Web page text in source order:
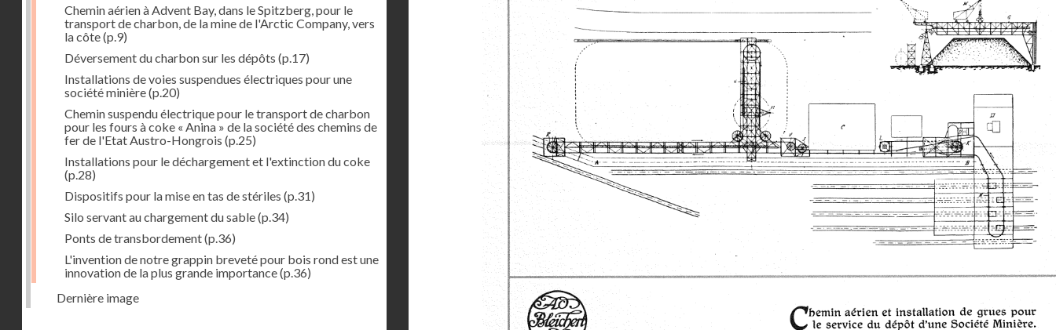
Chemin aérien à Advent Bay, dans le Spitzberg, pour le
transport de charbon, de la mine de l'Arctic Company, vers
la côte(p.9)
Déversement du charbon sur les dépôts (p.17)
Installations de voies suspendues électriques pour une
société minière(p.20)
Chemin suspendu électrique pour le transport de charbon
pour les fours à coke « Anina » de la société des chemins de
fer de l'Etat Austro-Hongrois (p.25)
Installations pour le déchargement et l'extinction du coke
(p.28)
Dispositifs pour la mise en tas de stériles (p.31)
Silo servant au chargement du sable(p.34)
Ponts de transbordement(p.36)
L'invention de notre grappin breveté pour bois rond est une
innovation de la plus grande importance(p.36)
Dernière image